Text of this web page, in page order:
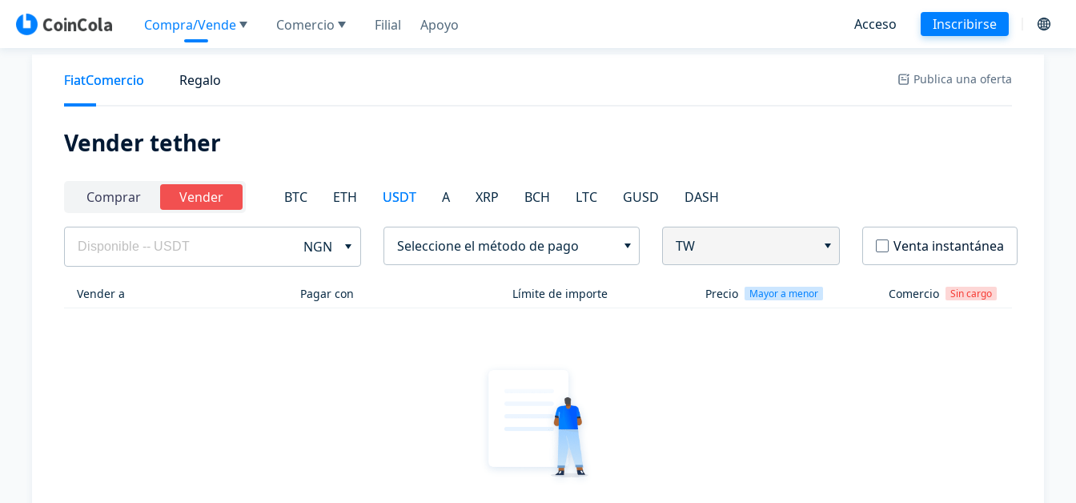
Compra/Vende Comercio Filial Apoyo Acceso Inscribirse
FiatComercio Regalo Publica una oferta
Vender tether
Comprar Vender BTC ETH USDT A XRP BCH LTC GUSD DASH
NGN Seleccione el método de pago TW Venta instantánea
Vender a Pagar con Límite de importe Precio Mayor a menor Comercio Sin cargo